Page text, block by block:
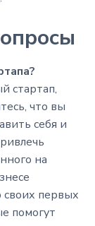
стартап,
что вы
себя и
на
первых
помогут